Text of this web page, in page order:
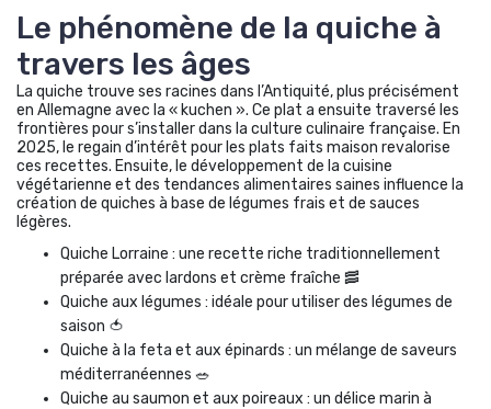
Le phénomène de la quiche à
travers les âges
La quiche trouve ses racines dans l’Antiquité, plus précisément
en Allemagne avec la « kuchen ». Ce plat a ensuite traversé les
frontières pour s’installer dans la culture culinaire française. En
2025, le regain d’intérêt pour les plats faits maison revalorise
ces recettes. Ensuite, le développement de la cuisine
végétarienne et des tendances alimentaires saines influence la
création de quiches à base de légumes frais et de sauces
légères.
Quiche Lorraine : une recette riche traditionnellement
préparée avec lardons et crème fraîche 🥓
Quiche aux légumes : idéale pour utiliser des légumes de
saison 🍅
Quiche à la feta et aux épinards : un mélange de saveurs
méditerranéennes 🥗
Quiche au saumon et aux poireaux : un délice marin à